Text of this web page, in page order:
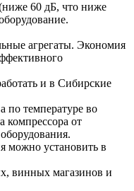
60 дБ, что ниже
агрегаты. Экономия
и в Сибирские
по температуре во
компрессора от
можно установить в
винных магазинов и